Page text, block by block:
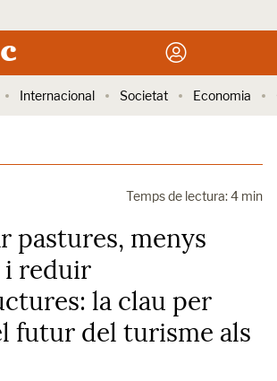
Internacional Societat Economia
Temps de lectura: 4 min
pastures, menys
i reduir
la clau per
futur del turisme als